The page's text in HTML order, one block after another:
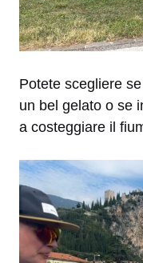
Potete scegliere
un bel gelato o se
a costeggiare il